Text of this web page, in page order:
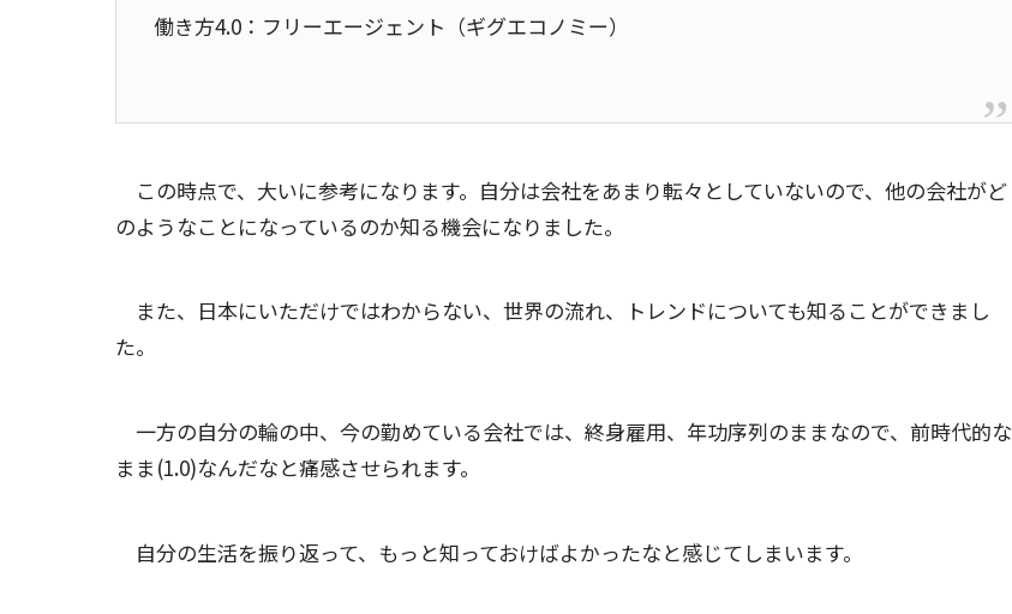
働き方4.0：フリーエージェント（ギグエコノミー）
この時点で、大いに参考になります。自分は会社をあまり転々としていないので、他の会社がど
のようなことになっているのか知る機会になりました。
また、日本にいただけではわからない、世界の流れ、トレンドについても知ることができまし
た。
一方の自分の輪の中、今の勤めている会社では、終身雇用、年功序列のままなので、前時代的な
まま(1.0)なんだなと痛感させられます。
自分の生活を振り返って、もっと知っておけばよかったなと感じてしまいます。